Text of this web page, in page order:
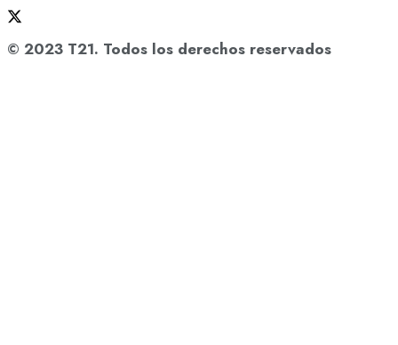
© 2023 T21. Todos los derechos reservados